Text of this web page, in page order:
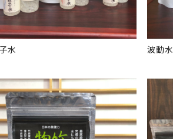
水 波動水